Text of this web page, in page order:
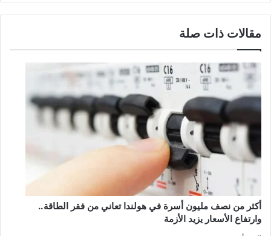
مقالات ذات صلة
أكثر من نصف مليون أسرة في هولندا تعاني من فقر الطاقة..
وارتفاع الأسعار يزيد الأزمة